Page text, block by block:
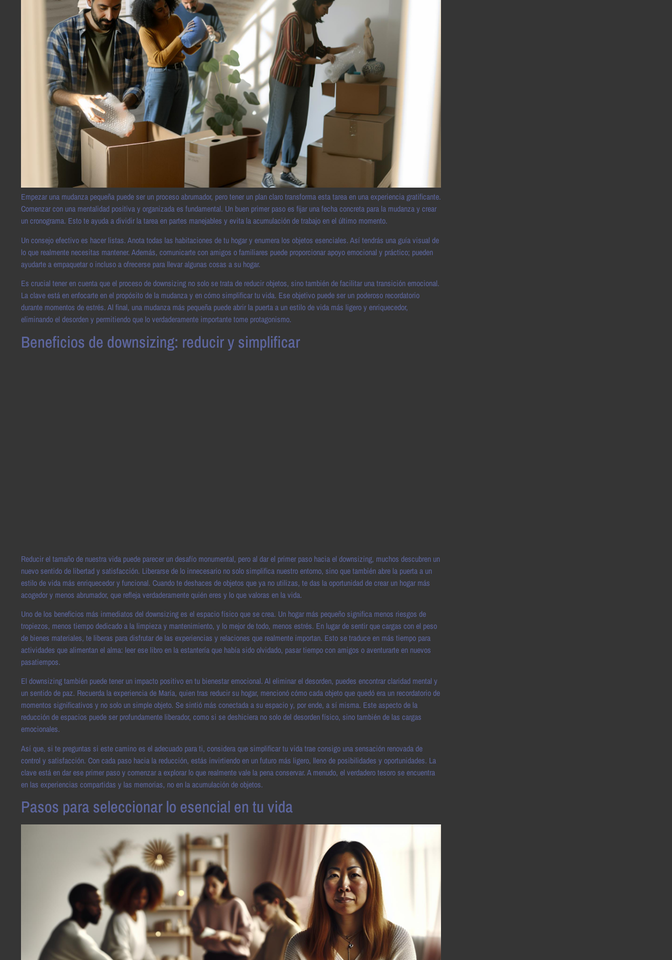
Empezar una mudanza pequeña puede ser un proceso abrumador, pero tener un plan claro transforma esta tarea en una experiencia gratificante.
Comenzar con una mentalidad positiva y organizada es fundamental. Un buen primer paso es fijar una fecha concreta para la mudanza y crear
un cronograma. Esto te ayuda a dividir la tarea en partes manejables y evita la acumulación de trabajo en el último momento.
Un consejo efectivo es hacer listas. Anota todas las habitaciones de tu hogar y enumera los objetos esenciales. Así tendrás una guía visual de
lo que realmente necesitas mantener. Además, comunicarte con amigos o familiares puede proporcionar apoyo emocional y práctico; pueden
ayudarte a empaquetar o incluso a ofrecerse para llevar algunas cosas a su hogar.
Es crucial tener en cuenta que el proceso de downsizing no solo se trata de reducir objetos, sino también de facilitar una transición emocional.
La clave está en enfocarte en el propósito de la mudanza y en cómo simplificar tu vida. Ese objetivo puede ser un poderoso recordatorio
durante momentos de estrés. Al final, una mudanza más pequeña puede abrir la puerta a un estilo de vida más ligero y enriquecedor,
eliminando el desorden y permitiendo que lo verdaderamente importante tome protagonismo.
Beneficios de downsizing: reducir y simplificar
Reducir el tamaño de nuestra vida puede parecer un desafío monumental, pero al dar el primer paso hacia el downsizing, muchos descubren un
nuevo sentido de libertad y satisfacción. Liberarse de lo innecesario no solo simplifica nuestro entorno, sino que también abre la puerta a un
estilo de vida más enriquecedor y funcional. Cuando te deshaces de objetos que ya no utilizas, te das la oportunidad de crear un hogar más
acogedor y menos abrumador, que refleja verdaderamente quién eres y lo que valoras en la vida.
Uno de los beneficios más inmediatos del downsizing es el espacio físico que se crea. Un hogar más pequeño significa menos riesgos de
tropiezos, menos tiempo dedicado a la limpieza y mantenimiento, y lo mejor de todo, menos estrés. En lugar de sentir que cargas con el peso
de bienes materiales, te liberas para disfrutar de las experiencias y relaciones que realmente importan. Esto se traduce en más tiempo para
actividades que alimentan el alma: leer ese libro en la estantería que había sido olvidado, pasar tiempo con amigos o aventurarte en nuevos
pasatiempos.
El downsizing también puede tener un impacto positivo en tu bienestar emocional. Al eliminar el desorden, puedes encontrar claridad mental y
un sentido de paz. Recuerda la experiencia de María, quien tras reducir su hogar, mencionó cómo cada objeto que quedó era un recordatorio de
momentos significativos y no solo un simple objeto. Se sintió más conectada a su espacio y, por ende, a sí misma. Este aspecto de la
reducción de espacios puede ser profundamente liberador, como si se deshiciera no solo del desorden físico, sino también de las cargas
emocionales.
Así que, si te preguntas si este camino es el adecuado para ti, considera que simplificar tu vida trae consigo una sensación renovada de
control y satisfacción. Con cada paso hacia la reducción, estás invirtiendo en un futuro más ligero, lleno de posibilidades y oportunidades. La
clave está en dar ese primer paso y comenzar a explorar lo que realmente vale la pena conservar. A menudo, el verdadero tesoro se encuentra
en las experiencias compartidas y las memorias, no en la acumulación de objetos.
Pasos para seleccionar lo esencial en tu vida